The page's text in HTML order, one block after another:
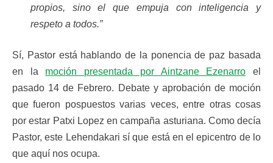
propios, sino el que empuja con inteligencia y
respeto a todos.”
Sí, Pastor está hablando de la ponencia de paz basada
en la moción presentada por Aintzane Ezenarro el
pasado 14 de Febrero. Debate y aprobación de moción
que fueron pospuestos varias veces, entre otras cosas
por estar Patxi Lopez en campaña asturiana. Como decía
Pastor, este Lehendakari sí que está en el epicentro de lo
que aquí nos ocupa.